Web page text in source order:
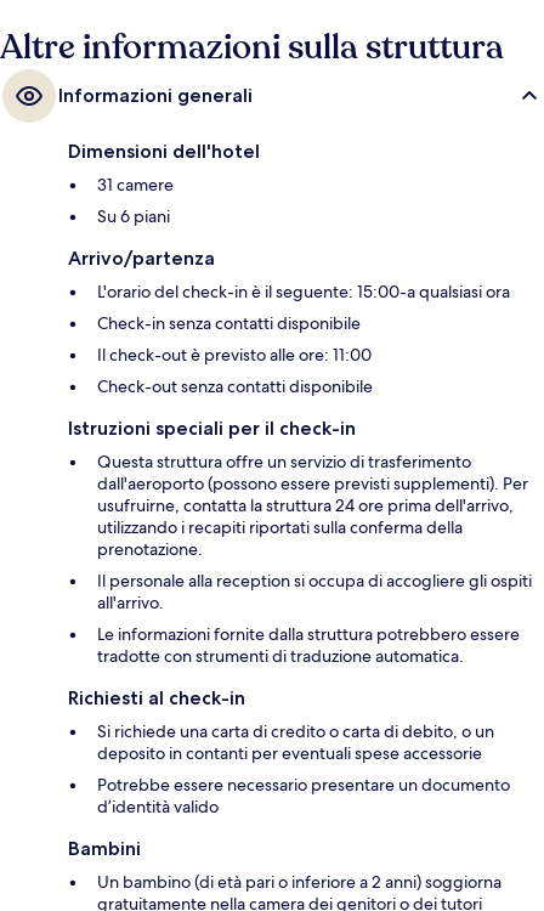
Altre informazioni sulla struttura
Informazioni generali
Dimensioni dell'hotel
31 camere
Su 6 piani
Arrivo/partenza
L'orario del check-in è il seguente: 15:00-a qualsiasi ora
Check-in senza contatti disponibile
Il check-out è previsto alle ore: 11:00
Check-out senza contatti disponibile
Istruzioni speciali per il check-in
Questa struttura offre un servizio di trasferimento
dall'aeroporto (possono essere previsti supplementi). Per
usufruirne, contatta la struttura 24 ore prima dell'arrivo,
utilizzando i recapiti riportati sulla conferma della
prenotazione.
Il personale alla reception si occupa di accogliere gli ospiti
all'arrivo.
Le informazioni fornite dalla struttura potrebbero essere
tradotte con strumenti di traduzione automatica.
Richiesti al check-in
Si richiede una carta di credito o carta di debito, o un
deposito in contanti per eventuali spese accessorie
Potrebbe essere necessario presentare un documento
d’identità valido
Bambini
Un bambino (di età pari o inferiore a 2 anni) soggiorna
gratuitamente nella camera dei genitori o dei tutori